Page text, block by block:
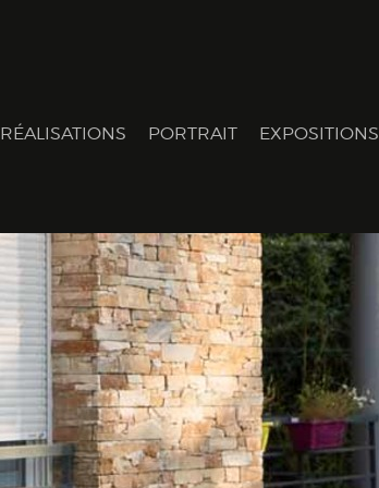
RÉALISATIONS PORTRAIT EXPOSITIONS